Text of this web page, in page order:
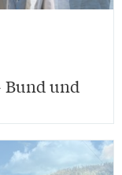
Bund und